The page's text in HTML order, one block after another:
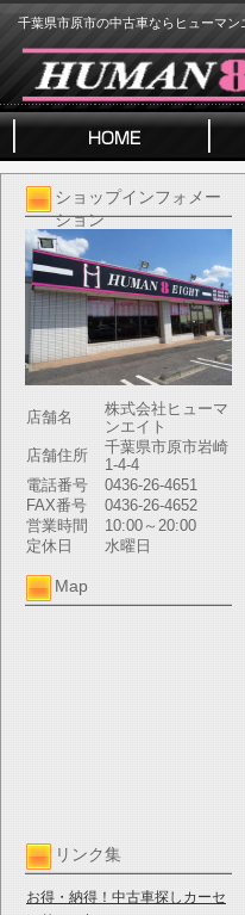
千葉県市原市の中古車ならヒューマン
ショップインフォメー
ション
店舗名
株式会社ヒューマ
ンエイト
店舗住所
千葉県市原市岩崎
1-4-4
電話番号
0436-26-4651
FAX番号
0436-26-4652
営業時間
10:00～20:00
定休日
水曜日
Map
リンク集
お得・納得！中古車探しカーセ